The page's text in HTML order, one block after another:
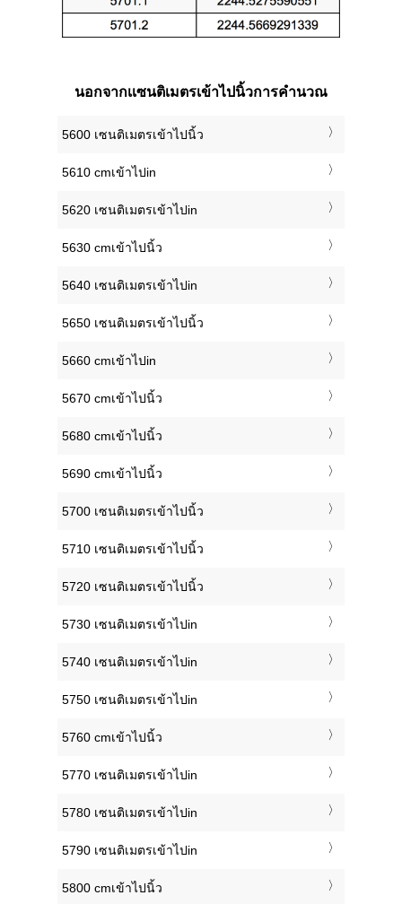
นอกจากเเซนติเมตรเข้าไปนิ้วการคำนวณ
5600 เซนติเมตรเข้าไปนิ้ว
5610 cmเข้าไปin
5620 เซนติเมตรเข้าไปin
5630 cmเข้าไปนิ้ว
5640 เซนติเมตรเข้าไปin
5650 เซนติเมตรเข้าไปนิ้ว
5660 cmเข้าไปin
5670 cmเข้าไปนิ้ว
5680 cmเข้าไปนิ้ว
5690 cmเข้าไปนิ้ว
5700 เซนติเมตรเข้าไปนิ้ว
5710 เซนติเมตรเข้าไปนิ้ว
5720 เซนติเมตรเข้าไปนิ้ว
5730 เซนติเมตรเข้าไปin
5740 เซนติเมตรเข้าไปin
5750 เซนติเมตรเข้าไปin
5760 cmเข้าไปนิ้ว
5770 เซนติเมตรเข้าไปin
5780 เซนติเมตรเข้าไปin
5790 เซนติเมตรเข้าไปin
5800 cmเข้าไปนิ้ว